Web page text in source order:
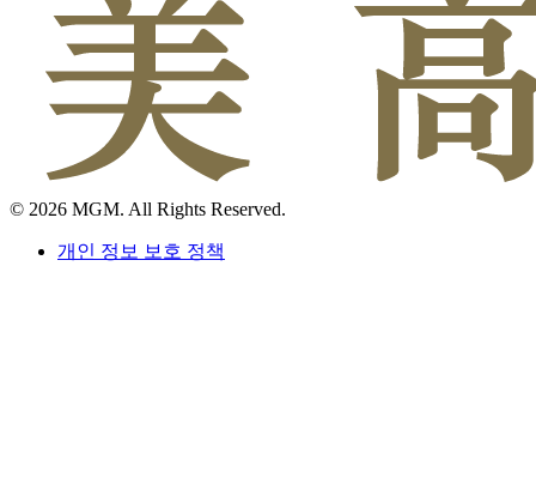
© 2026 MGM. All Rights Reserved.
개인 정보 보호 정책